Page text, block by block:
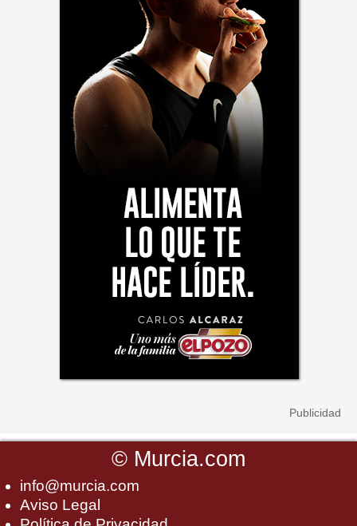
© Murcia.com
info@murcia.com
Aviso Legal